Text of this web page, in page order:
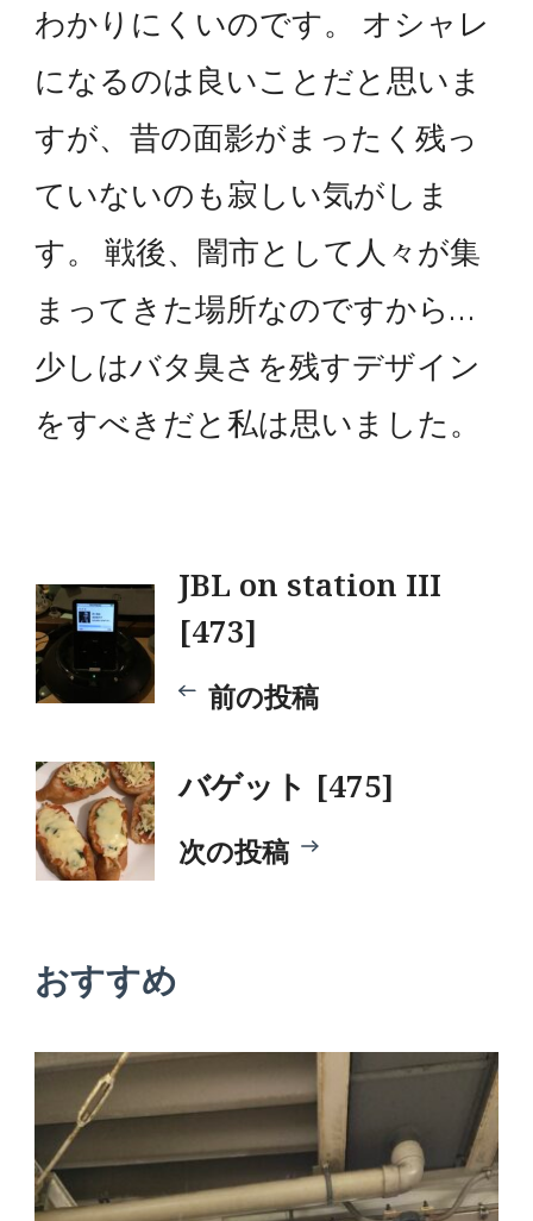
わかりにくいのです。 オシャレ
になるのは良いことだと思いま
すが、昔の面影がまったく残っ
ていないのも寂しい気がしま
す。 戦後、闇市として人々が集
まってきた場所なのですから…
少しはバタ臭さを残すデザイン
をすべきだと私は思いました。
投
稿
ナ
ビ
ゲ
ー
シ
ョ
ン
JBL on station III
[473]
前の投稿
バゲット [475]
次の投稿
おすすめ